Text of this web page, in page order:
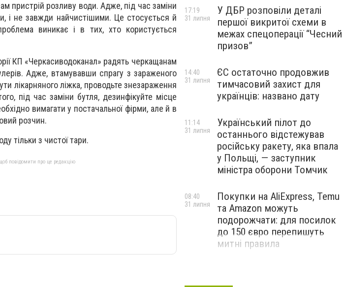
пристрій розливу води. Адже, під час заміни
і не завжди найчистішими. Це стосується й
виникає і в тих, хто користується
КП «Черкасиводоканал» радять черкащанам
Адже, втамувавши спрагу з зараженого
лікарняного ліжка, проводьте знезараження
під час заміни бутля, дезинфікуйте місце
вимагати у постачальної фірми, але й в
розчин.
тільки з чистої тари.
повідомити про це редакцію
У ДБР розповіли деталі
першої викритої схеми в
межах спецоперації “Чесний
призов”
17:19
31 липня
ЄС остаточно продовжив
тимчасовий захист для
українців: названо дату
14:40
31 липня
Український пілот до
останнього відстежував
російську ракету, яка впала
у Польщі, — заступник
міністра оборони Томчик
11:14
31 липня
Покупки на AliExpress, Temu
та Amazon можуть
подорожчати: для посилок
до 150 євро перепишуть
митні правила
08:40
31 липня